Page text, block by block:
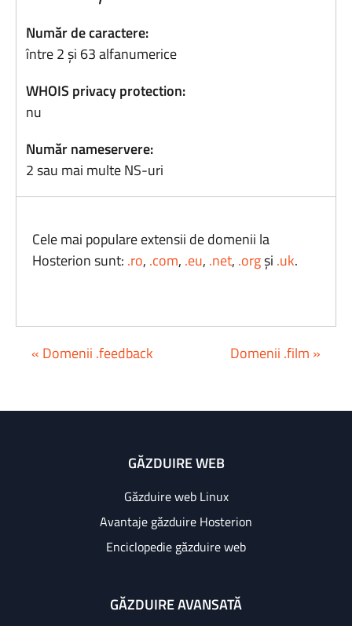
Număr de caractere:
între 2 și 63 alfanumerice
WHOIS privacy protection:
nu
Număr nameservere:
2 sau mai multe NS-uri
Cele mai populare extensii de domenii la
Hosterion sunt: .ro, .com, .eu, .net, .orgși .uk.
« Domenii .feedback Domenii .film »
GĂZDUIRE WEB
Găzduire web Linux
Avantaje găzduire Hosterion
Enciclopedie găzduire web
GĂZDUIRE AVANSATĂ